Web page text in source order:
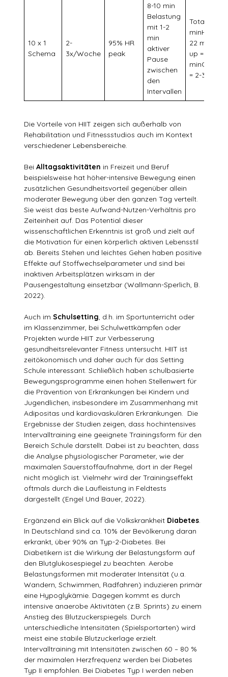
10 x 1
Schema
2-
3x/Woche
95% HR
peak
8-10 min
Belastung
mit 1-2
min
aktiver
Pause
zwischen
den
Intervallen
Total = 28-
minHIIT =
22
up = 3-15
minCool-
= 2-3 min
Die Vorteile von HIIT zeigen sich außerhalb von
Rehabilitation und Fitnessstudios auch im Kontext
verschiedener Lebensbereiche.
BeiAlltagsaktivitäten in Freizeit und Beruf
beispielsweise hat höher-intensive Bewegung einen
zusätzlichen Gesundheitsvorteil gegenüber allein
moderater Bewegung über den ganzen Tag verteilt.
Sie weist das beste Aufwand-Nutzen-Verhältnis pro
Zeiteinheit auf. Das Potential dieser
wissenschaftlichen Erkenntnis ist groß und zielt auf
die Motivation für einen körperlich aktiven Lebensstil
ab. Bereits Stehen und leichtes Gehen haben positive
Effekte auf Stoffwechselparameter und sind bei
inaktiven Arbeitsplätzen wirksam in der
Pausengestaltung einsetzbar (Wallmann-Sperlich, B.
2022).
Auch imSchulsetting, d.h. im Sportunterricht oder
im Klassenzimmer, bei Schulwettkämpfen oder
Projekten wurde HIIT zur Verbesserung
gesundheitsrelevanter Fitness untersucht. HIIT ist
zeitökonomisch und daher auch für das Setting
Schule interessant. Schließlich haben schulbasierte
Bewegungsprogramme einen hohen Stellenwert für
die Prävention von Erkrankungen bei Kindern und
Jugendlichen, insbesondere im Zusammenhang mit
Adipositas und kardiovaskulären Erkrankungen. Die
Ergebnisse der Studien zeigen, dass hochintensives
Intervalltraining eine geeignete Trainingsform für den
Bereich Schule darstellt. Dabei ist zu beachten, dass
die Analyse physiologischer Parameter, wie der
maximalen Sauerstoffaufnahme, dort in der Regel
nicht möglich ist. Vielmehr wird der Trainingseffekt
oftmals durch die Laufleistung in Feldtests
dargestellt (Engel Und Bauer, 2022).
Ergänzend ein Blick auf die Volkskrankheit Diabetes.
In Deutschland sind ca. 10% der Bevölkerung daran
erkrankt, über 90% an Typ-2-Diabetes. Bei
Diabetikern ist die Wirkung der Belastungsform auf
den Blutglukosespiegel zu beachten. Aerobe
Belastungsformen mit moderater Intensität (u.a.
Wandern, Schwimmen, Radfahren) induzieren primär
eine Hypoglykämie. Dagegen kommt es durch
intensive anaerobe Aktivitäten (z.B. Sprints) zu einem
Anstieg des Blutzuckerspiegels. Durch
unterschiedliche Intensitäten (Spielsportarten) wird
meist eine stabile Blutzuckerlage erzielt.
Intervalltraining mit Intensitäten zwischen 60 – 80 %
der maximalen Herzfrequenz werden bei Diabetes
Typ II empfohlen. Bei Diabetes Typ I werden neben